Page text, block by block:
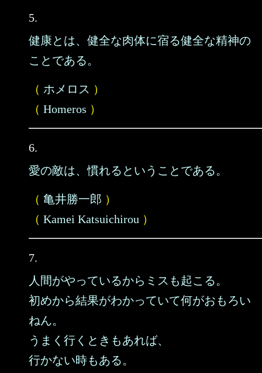
5.
健康とは、健全な肉体に宿る健全な精神の
ことである。
（ ホメロス ）
（ Homeros ）
6.
愛の敵は、慣れるということである。
（ 亀井勝一郎 ）
（ Kamei Katsuichirou ）
7.
人間がやっているからミスも起こる。
初めから結果がわかっていて何がおもろい
ねん。
うまく行くときもあれば、
行かない時もある。